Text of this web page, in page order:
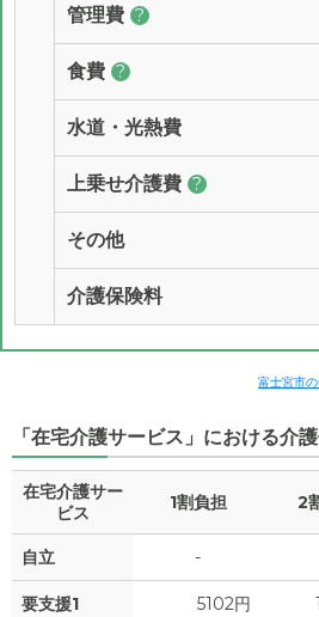
管理費 ?
食費 ?
水道・光熱費
上乗せ介護費 ?
その他
介護保険料
富士宮市
「在宅介護サービス」における介
在宅介護サー
ビス
1割負担 2
自立 -
要支援1 5102円